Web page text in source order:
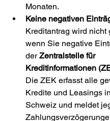
Monaten.
Keine negativen
Kreditantrag wird nicht
wenn Sie negative
der Zentralstelle für
Kreditinformationen
Die ZEK erfasst alle
Kredite und Leasings
Schweiz und meldet